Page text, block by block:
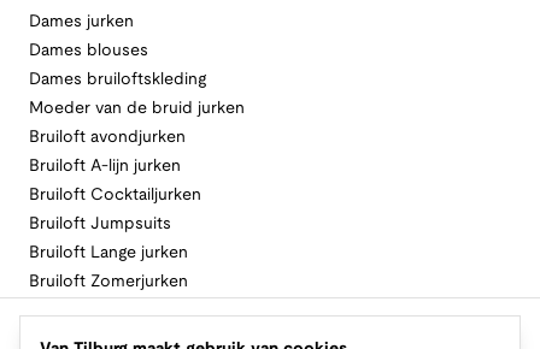
Dames jurken
Dames blouses
Dames bruiloftskleding
Moeder van de bruid jurken
Bruiloft avondjurken
Bruiloft A-lijn jurken
Bruiloft Cocktailjurken
Bruiloft Jumpsuits
Bruiloft Lange jurken
Bruiloft Zomerjurken